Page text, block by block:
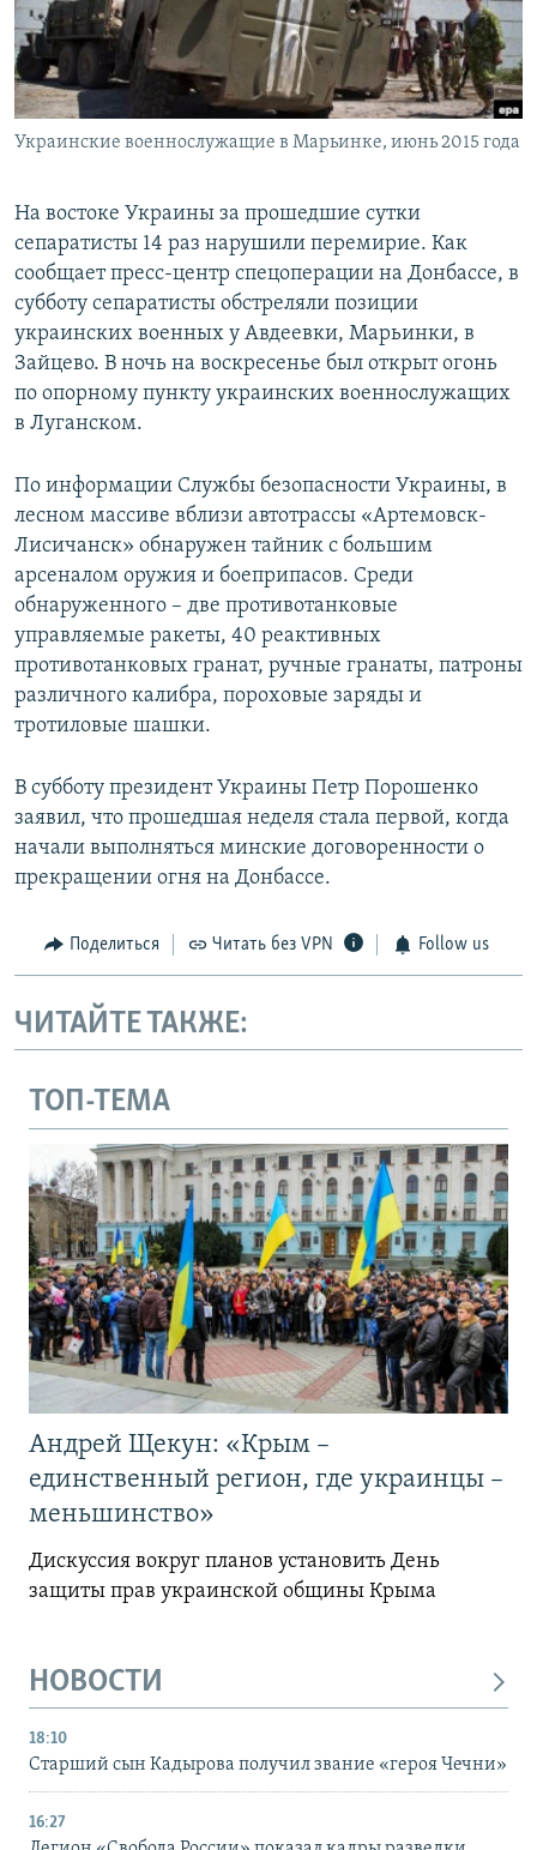
ПОБЕДИТЕЛЕЙ НЕ СУДЯТ?
КРЫМ.НЕПОКОРЕННЫЙ
ELIFBE
УКРАИНСКАЯ ПРОБЛЕМА КРЫМА
ПРИСОЕДИНЯЙТЕСЬ!
Украинские военнослужащие в Марьинке, июнь 2015 года
На востоке Украины за прошедшие сутки
сепаратисты 14 раз нарушили перемирие. Как
сообщает пресс-центр спецоперации на Донбассе, в
субботу сепаратисты обстреляли позиции
украинских военных у Авдеевки, Марьинки, в
Зайцево. В ночь на воскресенье был открыт огонь
по опорному пункту украинских военнослужащих
в Луганском.
По информации Службы безопасности Украины, в
лесном массиве вблизи автотрассы «Артемовск-
Лисичанск» обнаружен тайник с большим
арсеналом оружия и боеприпасов. Среди
обнаруженного – две противотанковые
управляемые ракеты, 40 реактивных
противотанковых гранат, ручные гранаты, патроны
различного калибра, пороховые заряды и
тротиловые шашки.
В субботу президент Украины Петр Порошенко
заявил, что прошедшая неделя стала первой, когда
начали выполняться минские договоренности о
прекращении огня на Донбассе.
Поделиться Читать без VPN Follow us
ЧИТАЙТЕ ТАКЖЕ:
ТОП-ТЕМА
Андрей Щекун: «Крым –
единственный регион, где украинцы –
меньшинство»
Дискуссия вокруг планов установить День
защиты прав украинской общины Крыма
НОВОСТИ
18:10
Старший сын Кадырова получил звание «героя Чечни»
16:27